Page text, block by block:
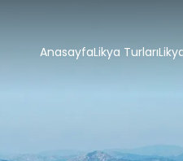
AnasayfaLikya Turları